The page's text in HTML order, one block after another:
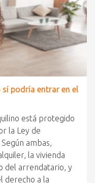
sí podría entrar en el
está protegido
la Ley de
ambas,
la vivienda
del arrendatario, y
derecho a la